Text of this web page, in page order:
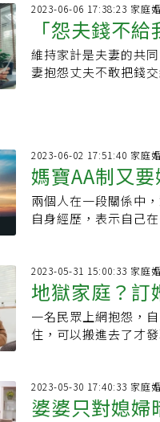
2023-06-06 17:38:23 家庭
「怨夫錢不
辛酸事打臉後
維持家計是夫妻的共
妻抱怨丈夫不敢把錢
2023-06-02 17:51:40 家庭
媽寶AA制又
歸女1句話狠
兩個人在一段關係中
自身經歷，表示自己
2023-05-31 15:00:33 家庭
地獄家庭？訂
倒水、要和親
一名民眾上網抱怨，
住，可以搬進去了才
2023-05-30 17:40:33 家庭
婆婆只對媳婦